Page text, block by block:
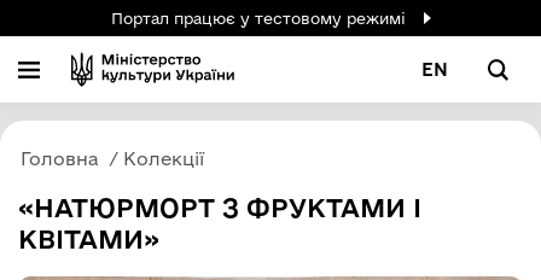
Портал працює у тестовому режимі
EN
Головна Колекції
«НАТЮРМОРТ З ФРУКТАМИ І
КВІТАМИ»